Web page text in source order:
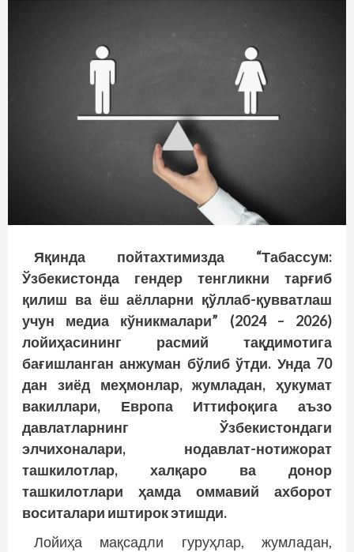
Яқинда пойтахтимизда “Табассум:
Ўзбекистонда гендер тенгликни тарғиб
қилиш ва ёш аёлларни қўллаб-қувватлаш
учун медиа кўникмалари” (2024 – 2026)
лойиҳасининг расмий тақдимотига
бағишланган анжуман бўлиб ўтди. Унда 70
дан зиёд меҳмонлар, жумладан, ҳукумат
вакиллари, Европа Иттифоқига аъзо
давлатларнинг Ўзбекистондаги
элчихоналари, нодавлат-нотижорат
ташкилотлар, халқаро ва донор
ташкилотлари ҳамда оммавий ахборот
воситалари иштирок этишди.
Лойиҳа мақсадли гуруҳлар, жумладан,